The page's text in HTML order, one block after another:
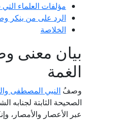
مؤلفات العلماء
الرد على من ينكر
الخلاصة
بيان معنى
الغمة
وصفُ النبي المصطفى
الصحيحة الثابتة لجنابه
عبر الأعصار والأمصار،